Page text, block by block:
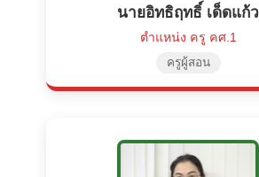
นายอิทธิฤทธิ์ เด็ดแก้ว
ตำแหน่ง ครู คศ.1
ครูผู้สอน